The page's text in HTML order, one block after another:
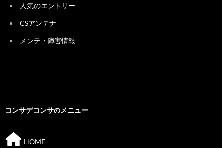
人気のエントリー
CSアンテナ
メンテ・障害情報
コンサデコンサのメニュー
HOME